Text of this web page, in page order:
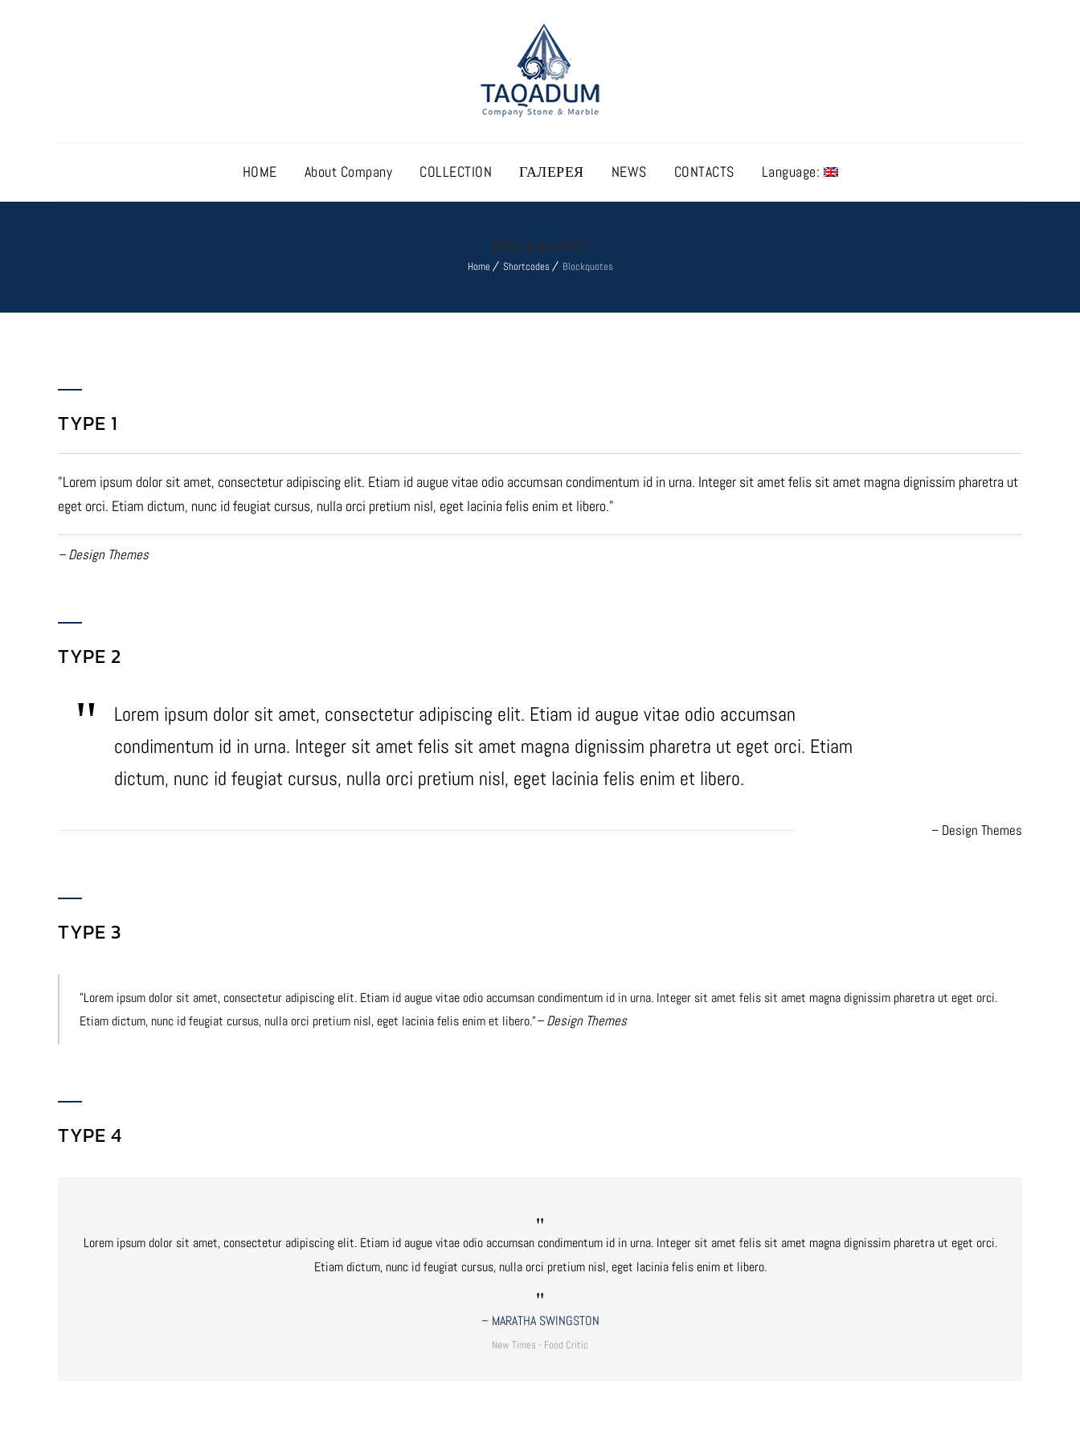
HOME About Company COLLECTION ГАЛЕРЕЯ NEWS CONTACTS Language:
Blockquotes
Home Shortcodes Blockquotes
TYPE 1
Lorem ipsum dolor sit amet, consectetur adipiscing elit. Etiam id augue vitae odio accumsan condimentum id in urna. Integer sit amet felis sit amet magna dignissim pharetra ut
eget orci. Etiam dictum, nunc id feugiat cursus, nulla orci pretium nisl, eget lacinia felis enim et libero.
– Design Themes
TYPE 2
Lorem ipsum dolor sit amet, consectetur adipiscing elit. Etiam id augue vitae odio accumsan
condimentum id in urna. Integer sit amet felis sit amet magna dignissim pharetra ut eget orci. Etiam
dictum, nunc id feugiat cursus, nulla orci pretium nisl, eget lacinia felis enim et libero.
– Design Themes
TYPE 3
Lorem ipsum dolor sit amet, consectetur adipiscing elit. Etiam id augue vitae odio accumsan condimentum id in urna. Integer sit amet felis sit amet magna dignissim pharetra ut eget orci.
Etiam dictum, nunc id feugiat cursus, nulla orci pretium nisl, eget lacinia felis enim et libero. – Design Themes
TYPE 4
Lorem ipsum dolor sit amet, consectetur adipiscing elit. Etiam id augue vitae odio accumsan condimentum id in urna. Integer sit amet felis sit amet magna dignissim pharetra ut eget orci.
Etiam dictum, nunc id feugiat cursus, nulla orci pretium nisl, eget lacinia felis enim et libero.
– MARATHA SWINGSTON
New Times - Food Critic